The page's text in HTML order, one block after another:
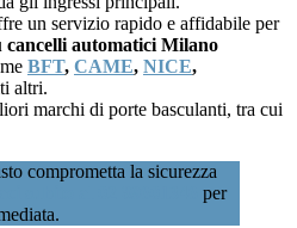
un servizio rapido e affidabile per
cancelli automatici Milano
BFT, CAME, NICE,
altri.
marchi di porte basculanti, tra cui
comprometta la sicurezza
per